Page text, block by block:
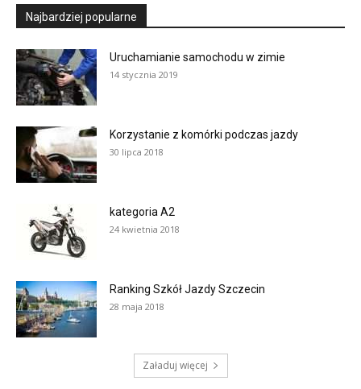
Najbardziej popularne
Uruchamianie samochodu w zimie
14 stycznia 2019
Korzystanie z komórki podczas jazdy
30 lipca 2018
kategoria A2
24 kwietnia 2018
Ranking Szkół Jazdy Szczecin
28 maja 2018
Załaduj więcej